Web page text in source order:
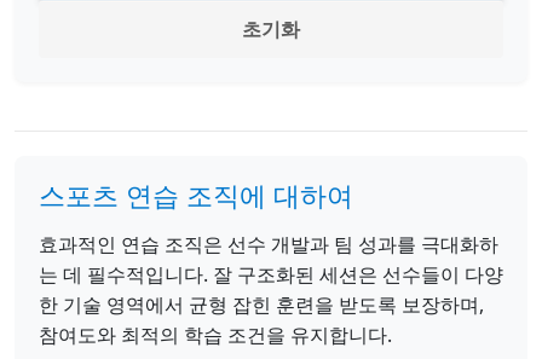
초기화
스포츠 연습 조직에 대하여
효과적인 연습 조직은 선수 개발과 팀 성과를 극대화하
는 데 필수적입니다. 잘 구조화된 세션은 선수들이 다양
한 기술 영역에서 균형 잡힌 훈련을 받도록 보장하며,
참여도와 최적의 학습 조건을 유지합니다.